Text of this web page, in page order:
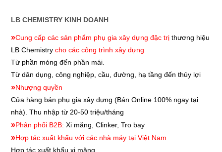
LB CHEMISTRY KINH DOANH
»Cung cấp các sản phẩm phụ gia xây dựng đặc trị thương hiệu
LB Chemistrycho các công trình xây dựng
Từ phần móng đến phần mái.
Từ dân dụng, công nghiệp, cầu, đường, hạ tầng đến thủy lợi
»Nhượng quyền
Cửa hàng bán phụ gia xây dựng (Bán Online 100% ngay tại
nhà). Thu nhập từ 20-50 triệu/tháng
»Phân phối B2B: Xi măng, Clinker, Tro bay
»Hợp tác xuất khẩu với các nhà máy tại Việt Nam
Hợp tác xuất khẩu xi măng